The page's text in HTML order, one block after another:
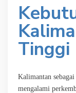
Tinggi
Kalimantan
mengalami